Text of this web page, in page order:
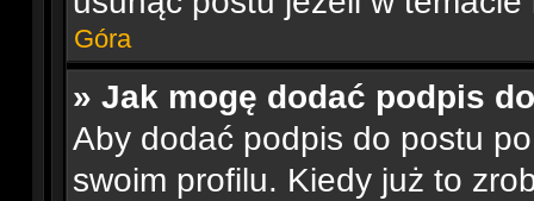
Góra
» Jak mogę dodać podpis
Aby dodać podpis do postu
swoim profilu. Kiedy już to